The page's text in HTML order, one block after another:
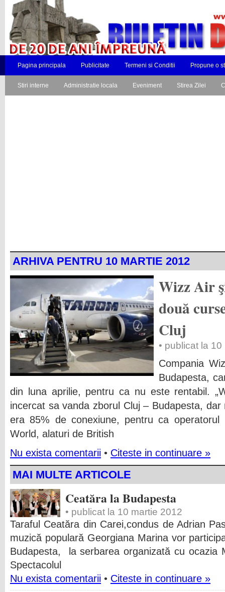
Pagina principala Publicitate Termeni si Conditii Propune o
Stiri interne Administratie locala Eveniment Stirea Zilei
ARHIVA PENTRU 10 MARTIE 2012
Wizz Air
două
Cluj
• publicat la
Compania
Budapesta,
din luna aprilie, pentru ca nu este rentabil.
incercat sa vanda zborul Cluj – Budapesta,
era 85% de conexiune, pentru ca
World, alaturi de British
Nu exista comentarii • Citeste in continuare »
MAI MULTE ARTICOLE
Ceatăra la Budapesta
• publicat la 10 martie 2012
Taraful Ceatăra din Carei,condus de Adrian
muzică populară Georgiana Marina vor
Budapesta, la serbarea organizată cu ocazia
Spectacolul
Nu exista comentarii • Citeste in continuare »